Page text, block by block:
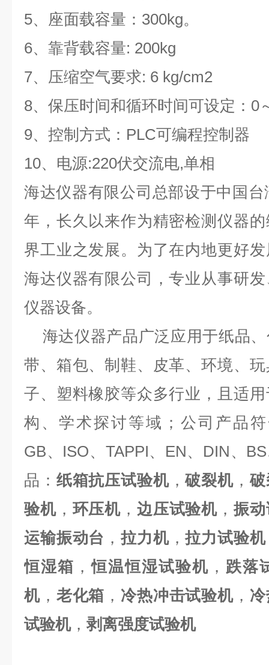
5、座面载容量：300kg。
6、靠背载容量: 200kg
7、压缩空气要求: 6 kg/cm2
8、保压时间和循环时间可设定：0
9、控制方式：PLC可编程控制器
10、电源:220伏交流电,单相
海达仪器有限公司总部设于中国
年，长久以来作为精密检测仪器
界工业之发展。为了在内地更好
海达仪器有限公司，专业从事研
仪器设备。
海达仪器产品广泛应用于纸品
带、箱包、制鞋、皮革、环境、
子、塑料橡胶等众多行业，且适
构、学术探讨等域；公司产品
GB、ISO、TAPPI、EN、DIN、
品： 纸箱抗压试验机，破裂机，
验机， 环压机 ， 边压试验机 ， 振
运输振动台 ，拉力机，拉力试验机
恒湿箱 ，恒温恒湿试验机 ， 跌落
机， 老化箱 ， 冷热冲击试验机，
试验机， 剥离强度试验机